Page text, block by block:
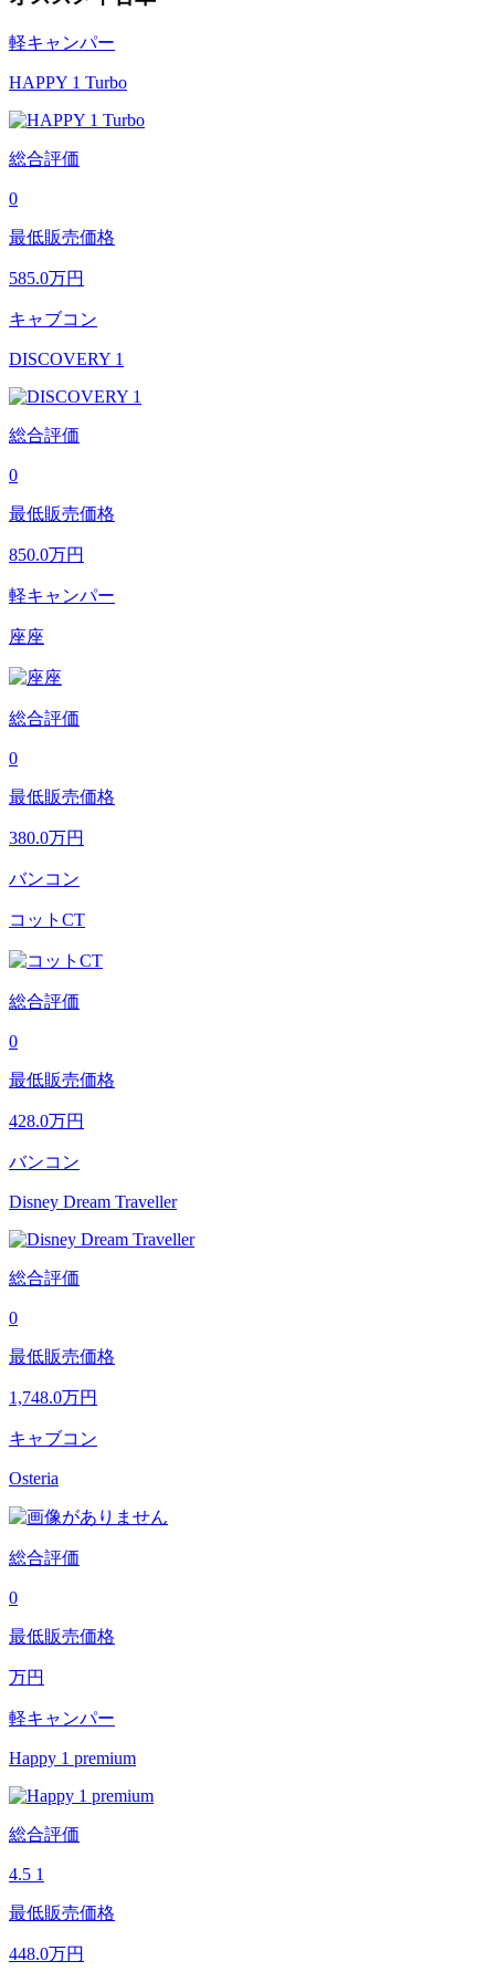
軽キャンパー
HAPPY 1 Turbo
総合評価
0
最低販売価格
585.0万円
キャブコン
DISCOVERY 1
総合評価
0
最低販売価格
850.0万円
軽キャンパー
座座
総合評価
0
最低販売価格
380.0万円
バンコン
コットCT
総合評価
0
最低販売価格
428.0万円
バンコン
Disney Dream Traveller
総合評価
0
最低販売価格
1,748.0万円
キャブコン
Osteria
総合評価
0
最低販売価格
万円
軽キャンパー
Happy 1 premium
総合評価
4.5 1
最低販売価格
448.0万円